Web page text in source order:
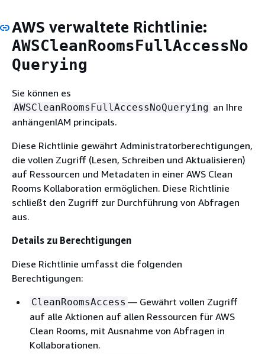
AWS verwaltete Richtlinie:
AWSCleanRoomsFullAccessNo
Querying
Sie können es
AWSCleanRoomsFullAccessNoQuerying an Ihre
anhängenIAM principals.
Diese Richtlinie gewährt Administratorberechtigungen,
die vollen Zugriff (Lesen, Schreiben und Aktualisieren)
auf Ressourcen und Metadaten in einer AWS Clean
Rooms Kollaboration ermöglichen. Diese Richtlinie
schließt den Zugriff zur Durchführung von Abfragen
aus.
Details zu Berechtigungen
Diese Richtlinie umfasst die folgenden
Berechtigungen:
CleanRoomsAccess — Gewährt vollen Zugriff
auf alle Aktionen auf allen Ressourcen für AWS
Clean Rooms, mit Ausnahme von Abfragen in
Kollaborationen.